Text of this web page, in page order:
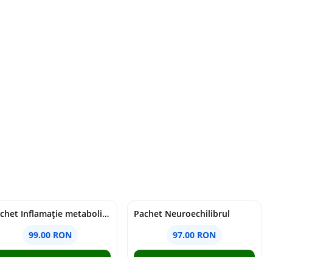
Pachet Inflamație metabolism și creier
99.00 RON
Pachet Neuroechilibrul
97.00 RON